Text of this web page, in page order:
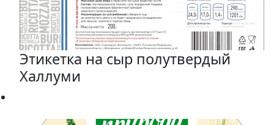
Этикетка на сыр полутвердый
Халлуми